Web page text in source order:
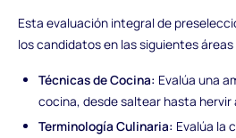
Esta evaluación integral de
los candidatos en las siguientes
Técnicas de Cocina: Evalúa una
cocina, desde saltear hasta hervir
Terminología Culinaria: Evalúa la